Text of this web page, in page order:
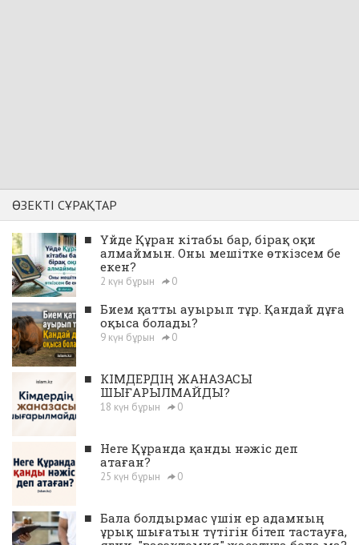
ӨЗЕКТІ СҰРАҚТАР
■ Үйде Құран кітабы бар, бірақ оқи
алмаймын. Оны мешітке өткізсем бе
екен?
2 күн бұрын 0
■ Бием қатты ауырып тұр. Қандай дұға
оқыса болады?
9 күн бұрын 0
■ КІМДЕРДІҢ ЖАНАЗАСЫ
ШЫҒАРЫЛМАЙДЫ?
18 күн бұрын 0
■ Неге Құранда қанды нәжіс деп
атаған?
25 күн бұрын 0
■ Бала болдырмас үшін ер адамның
ұрық шығатын түтігін бітеп тастауға,